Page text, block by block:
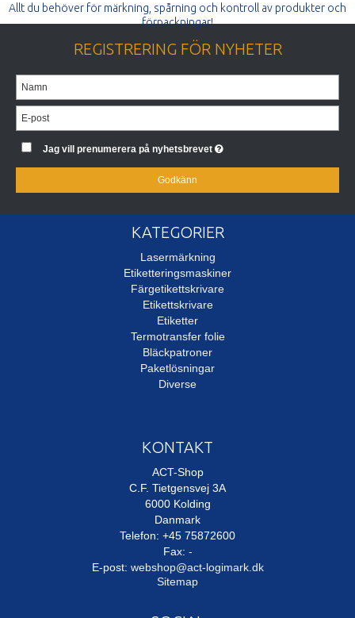
Allt du behöver för märkning, spårning och kontroll av produkter och
förpackningar!
REGISTRERING FÖR NYHETER
Jag vill prenumerera på nyhetsbrevet
Godkänn
KATEGORIER
Lasermärkning
Etiketteringsmaskiner
Färgetikettskrivare
Etikettskrivare
Etiketter
Termotransfer folie
Bläckpatroner
Paketlösningar
Diverse
KONTAKT
ACT-Shop
C.F. Tietgensvej 3A
6000 Kolding
Danmark
Telefon: +45 75872600
Fax: -
E-post: webshop@act-logimark.dk
Sitemap